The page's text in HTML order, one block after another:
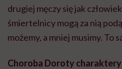
drugiej męczy się jak
śmiertelnicy mogą za nią
możemy, a mniej musimy. To
Choroba Doroty